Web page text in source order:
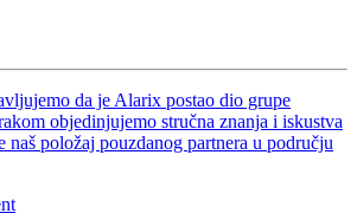
da je Alarix postao dio grupe
objedinjujemo stručna znanja i iskustva
naš položaj pouzdanog partnera u području